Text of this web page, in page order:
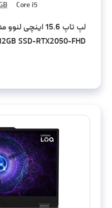
Core i5
SSD-RTX2050-FHD